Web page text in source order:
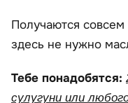
Получаются
здесь не нужно
Тебе понадобятся:
сулугуни или